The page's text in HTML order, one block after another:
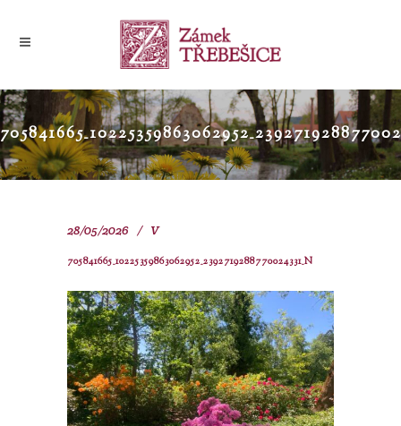
28/05/2026 V
705841665_10225359863062952_2392719288770024331_N